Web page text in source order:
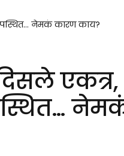
नेमकं कारण काय?
एकत्र,